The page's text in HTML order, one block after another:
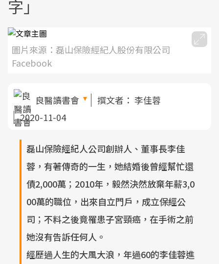
字」
圖片來源：磊山保險經紀人股份有限公司
Facebook
良醫讀書會 撰文者： 李佳蓉
2020-11-04
磊山保險經紀人公司創辦人、董事長李佳
蓉，有著傳奇的一生，她結婚後曾經幫忙還
債2,000萬；2010年，毅然決然放棄年薪3,0
00萬的職位，出來自立門戶，成立保經公
司；不料之後竟罹患子宮頸癌，在手術之前
她沒有告訴任何人。
經歷過人生的大風大浪，年過60的李佳蓉進